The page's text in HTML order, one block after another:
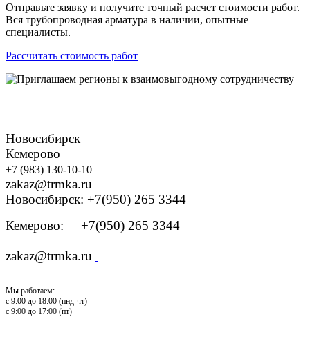
Отправьте заявку и получите точный расчет стоимости работ.
Вся трубопроводная арматура в наличии, опытные
специалисты.
Рассчитать стоимость работ
Новосибирск
Кемерово
+7 (983) 130-10-10
zakaz@trmka.ru
Новосибирск: +7(950) 265 3344
Кемерово: +7(950) 265 3344
zakaz@trmka.ru
Мы работаем:
с 9:00 до 18:00 (пнд-чт)
с 9:00 до 17:00 (пт)